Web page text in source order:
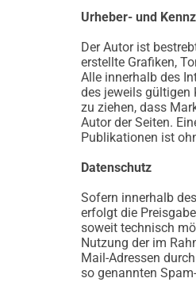
Urheber- und
Der Autor ist
erstellte Grafiken,
Alle innerhalb des
des jeweils gültigen
zu ziehen, dass
Autor der Seiten.
Publikationen ist
Datenschutz
Sofern innerhalb
erfolgt die
soweit technisch
Nutzung der im
Mail-Adressen
so genannten